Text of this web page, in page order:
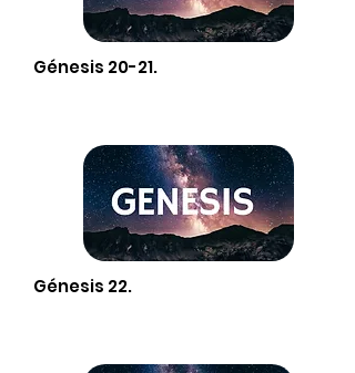
Génesis 20-21.
Génesis 22.